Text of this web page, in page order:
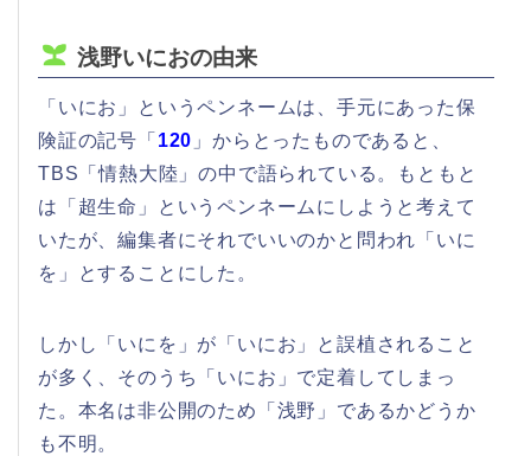
浅野いにおの由来
「いにお」というペンネームは、手元にあった保
険証の記号「 120 」からとったものであると、
TBS「情熱大陸」の中で語られている。もともと
は「超生命」というペンネームにしようと考えて
いたが、編集者にそれでいいのかと問われ「いに
を」とすることにした。
しかし「いにを」が「いにお」と誤植されること
が多く、そのうち「いにお」で定着してしまっ
た。本名は非公開のため「浅野」であるかどうか
も不明。